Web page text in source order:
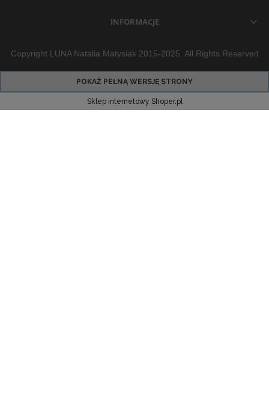
INFORMACJE
Copyright LUNA Natalia Matysiak 2015-2025. All Rights Reserved
POKAŻ PEŁNĄ WERSJĘ STRONY
Sklep internetowy Shoper.pl